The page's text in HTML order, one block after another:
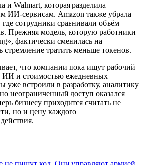
Walmart, которая разделила
ИИ-сервисам. Amazon также убрала
сотрудники сравнивали объём
Прежняя модель, которую работники
фактически сменилась на
стремление тратить меньше токенов.
что компании пока ищут рабочий
ИИ и стоимостью ежедневных
уже встроили в разработку, аналитику
неограниченный доступ оказался
бизнесу приходится считать не
но и цену каждого
не пишут код. Они управляют армией